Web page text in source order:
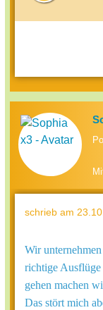
schrieb am
Wir
richtige
gehen machen
Das stört mich